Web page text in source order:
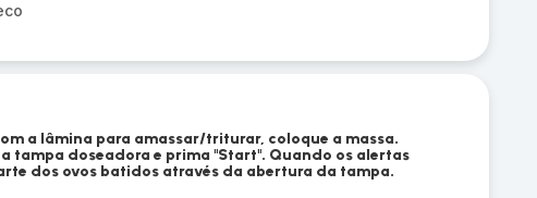
a lâmina para amassar/triturar, coloque a massa.
a tampa doseadora e prima "Start". Quando os alertas
dos ovos batidos através da abertura da tampa.